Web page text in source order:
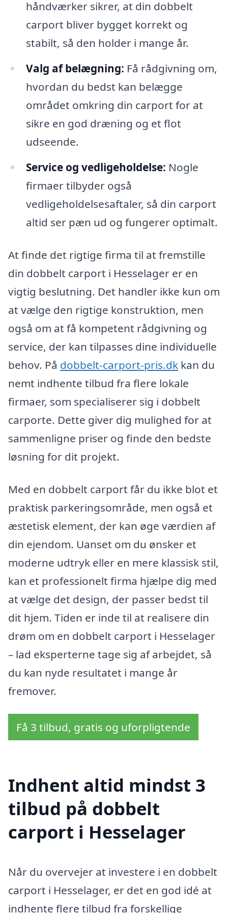
håndværker sikrer, at din dobbelt
carport bliver bygget korrekt og
stabilt, så den holder i mange år.
Valg af belægning: Få rådgivning om,
hvordan du bedst kan belægge
området omkring din carport for at
sikre en god dræning og et flot
udseende.
Service og vedligeholdelse: Nogle
firmaer tilbyder også
vedligeholdelsesaftaler, så din carport
altid ser pæn ud og fungerer optimalt.
At finde det rigtige firma til at fremstille
din dobbelt carport i Hesselager er en
vigtig beslutning. Det handler ikke kun om
at vælge den rigtige konstruktion, men
også om at få kompetent rådgivning og
service, der kan tilpasses dine individuelle
behov. På dobbelt-carport-pris.dk kan du
nemt indhente tilbud fra flere lokale
firmaer, som specialiserer sig i dobbelt
carporte. Dette giver dig mulighed for at
sammenligne priser og finde den bedste
løsning for dit projekt.
Med en dobbelt carport får du ikke blot et
praktisk parkeringsområde, men også et
æstetisk element, der kan øge værdien af
din ejendom. Uanset om du ønsker et
moderne udtryk eller en mere klassisk stil,
kan et professionelt firma hjælpe dig med
at vælge det design, der passer bedst til
dit hjem. Tiden er inde til at realisere din
drøm om en dobbelt carport i Hesselager
– lad eksperterne tage sig af arbejdet, så
du kan nyde resultatet i mange år
fremover.
Få 3 tilbud, gratis og uforpligtende
Indhent altid mindst 3
tilbud på dobbelt
carport i Hesselager
Når du overvejer at investere i en dobbelt
carport i Hesselager, er det en god idé at
indhente flere tilbud fra forskellige